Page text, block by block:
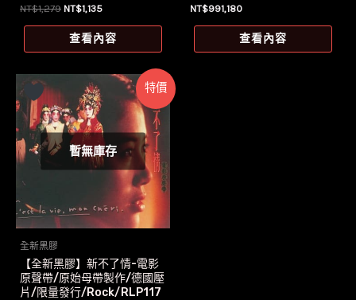
NT$1,279 原
價
格：
NT$1,135目
價
格：
查看內容
NT$991,180
查看內容
特價
暫無庫存
全新黑膠
【全新黑膠】新不了情-電影
原聲帶/原始母帶製作/德國壓
片/限量發行/Rock/RLP117